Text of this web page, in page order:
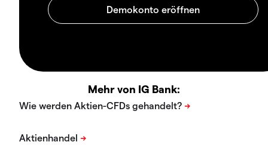
Mehr von IG Bank: